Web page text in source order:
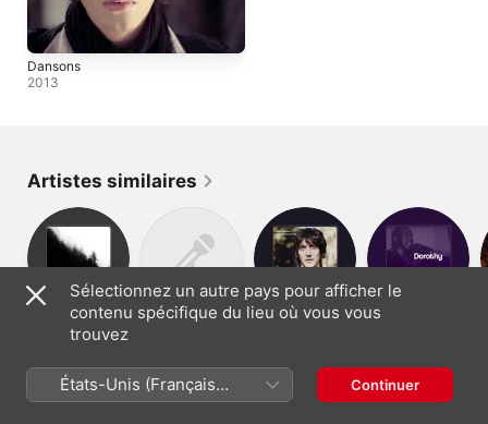
Dansons
2013
Artistes similaires
Ours Emilie Vié Marc Aymon
France (Français) English (UK)
Sélectionnez un autre pays pour afficher le
contenu spécifique du lieu où vous vous
trouvez
États-Unis (Français
France)
Continuer